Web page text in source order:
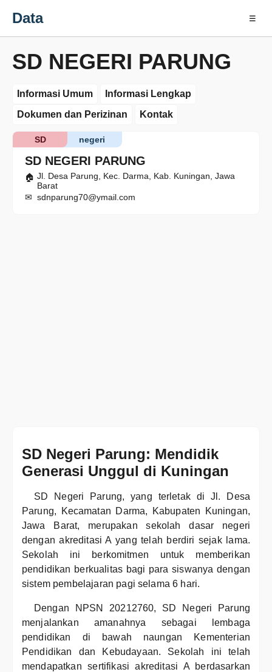
Data ☰
SD NEGERI PARUNG
Informasi Umum
Informasi Lengkap
Dokumen dan Perizinan
Kontak
SD NEGERI PARUNG
negeri
SD
Jl. Desa Parung, Kec. Darma, Kab. Kuningan, Jawa
Barat
sdnparung70@ymail.com
SD Negeri Parung: Mendidik
Generasi Unggul di Kuningan
SD Negeri Parung, yang terletak di Jl. Desa
Parung, Kecamatan Darma, Kabupaten Kuningan,
Jawa Barat, merupakan sekolah dasar negeri
dengan akreditasi A yang telah berdiri sejak lama.
Sekolah ini berkomitmen untuk memberikan
pendidikan berkualitas bagi para siswanya dengan
sistem pembelajaran pagi selama 6 hari.
Dengan NPSN 20212760, SD Negeri Parung
menjalankan amanahnya sebagai lembaga
pendidikan di bawah naungan Kementerian
Pendidikan dan Kebudayaan. Sekolah ini telah
mendapatkan sertifikasi akreditasi A berdasarkan